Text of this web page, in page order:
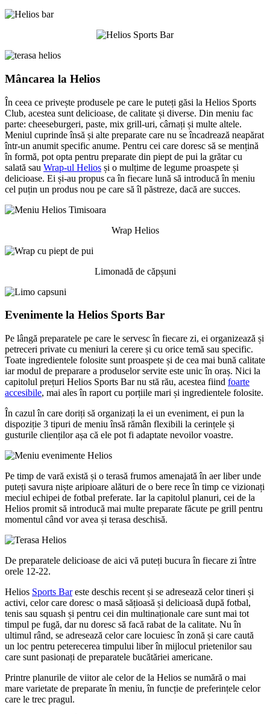
Mâncarea la Helios
În ceea ce privește produsele pe care le puteți găsi la Helios Sports
Club, acestea sunt delicioase, de calitate și diverse. Din meniu fac
parte: cheeseburgeri, paste, mix grill-uri, cârnați și multe altele.
Meniul cuprinde însă și alte preparate care nu se încadrează neapărat
într-un anumit specific anume. Pentru cei care doresc să se mențină
în formă, pot opta pentru preparate din piept de pui la grătar cu
salată sau Wrap-ul Helios și o mulțime de legume proaspete și
delicioase. Ei și-au propus ca în fiecare lună să introducă în meniu
cel puțin un produs nou pe care să îl păstreze, dacă are succes.
Wrap Helios
Limonadă de căpșuni
Evenimente la Helios Sports Bar
Pe lângă preparatele pe care le servesc în fiecare zi, ei organizează și
petreceri private cu meniuri la cerere și cu orice temă sau specific.
Toate ingredientele folosite sunt proaspete și de cea mai bună calitate
iar modul de preparare a produselor servite este unic în oraș. Nici la
capitolul prețuri Helios Sports Bar nu stă rău, acestea fiind foarte
accesibile, mai ales în raport cu porțiile mari și ingredientele folosite.
În cazul în care doriți să organizați la ei un eveniment, ei pun la
dispoziție 3 tipuri de meniu însă rămân flexibili la cerințele și
gusturile clienților așa că ele pot fi adaptate nevoilor voastre.
Pe timp de vară există și o terasă frumos amenajată în aer liber unde
puteți savura niște aripioare alături de o bere rece în timp ce vizionați
meciul echipei de fotbal preferate. Iar la capitolul planuri, cei de la
Helios promit să introducă mai multe preparate făcute pe grill pentru
momentul când vor avea și terasa deschisă.
De preparatele delicioase de aici vă puteți bucura în fiecare zi între
orele 12-22.
Helios Sports Bareste deschis recent și se adresează celor tineri și
activi, celor care doresc o masă sățioasă și delicioasă după fotbal,
tenis sau squash și pentru cei din multinaționale care sunt mai tot
timpul pe fugă, dar nu doresc să facă rabat de la calitate. Nu în
ultimul rând, se adresează celor care locuiesc în zonă și care caută
un loc pentru peterecerea timpului liber în mijlocul prietenilor sau
care sunt pasionați de preparatele bucătăriei americane.
Printre planurile de viitor ale celor de la Helios se numără o mai
mare varietate de preparate în meniu, în funcție de preferințele celor
care le trec pragul.